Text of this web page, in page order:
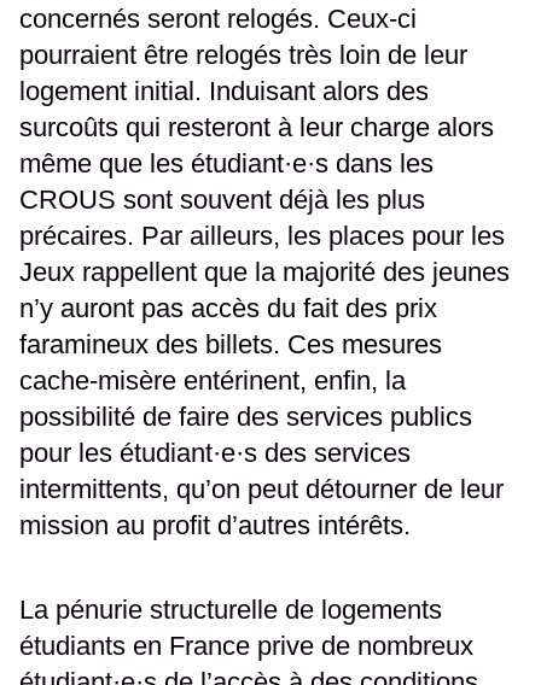
concernés seront relogés. Ceux-ci
pourraient être relogés très loin de leur
logement initial. Induisant alors des
surcoûts qui resteront à leur charge alors
même que les étudiant·e·s dans les
CROUS sont souvent déjà les plus
précaires. Par ailleurs, les places pour les
Jeux rappellent que la majorité des jeunes
n’y auront pas accès du fait des prix
faramineux des billets. Ces mesures
cache-misère entérinent, enfin, la
possibilité de faire des services publics
pour les étudiant·e·s des services
intermittents, qu’on peut détourner de leur
mission au profit d’autres intérêts.
La pénurie structurelle de logements
étudiants en France prive de nombreux